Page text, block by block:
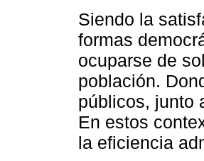
Siendo la
formas
ocuparse de
población.
públicos, junto
En estos
la eficiencia